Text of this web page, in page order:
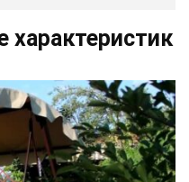
характеристик